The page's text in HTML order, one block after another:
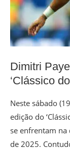
Dimitri
‘Clássico
Neste sábado
edição do
se enfrentam
de 2025.